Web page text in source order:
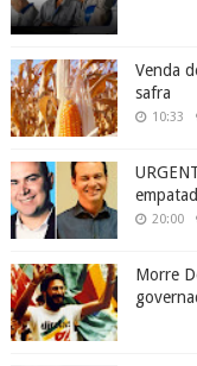
Venda
safra
10:33
20:00
Morre